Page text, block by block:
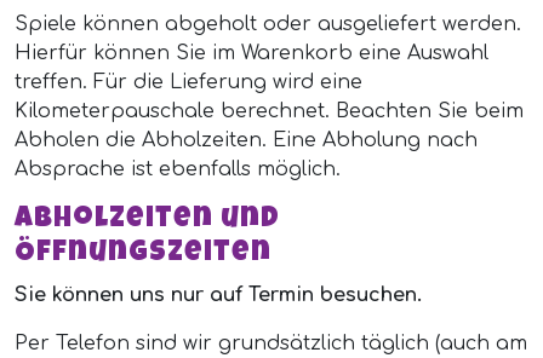
Spiele können abgeholt oder ausgeliefert werden.
Hierfür können Sie im Warenkorb eine Auswahl
treffen. Für die Lieferung wird eine
Kilometerpauschale berechnet. Beachten Sie beim
Abholen die Abholzeiten. Eine Abholung nach
Absprache ist ebenfalls möglich.
Abholzeiten und
Öffnungszeiten
Sie können uns nur auf Termin besuchen.
Per Telefon sind wir grundsätzlich täglich (auch am